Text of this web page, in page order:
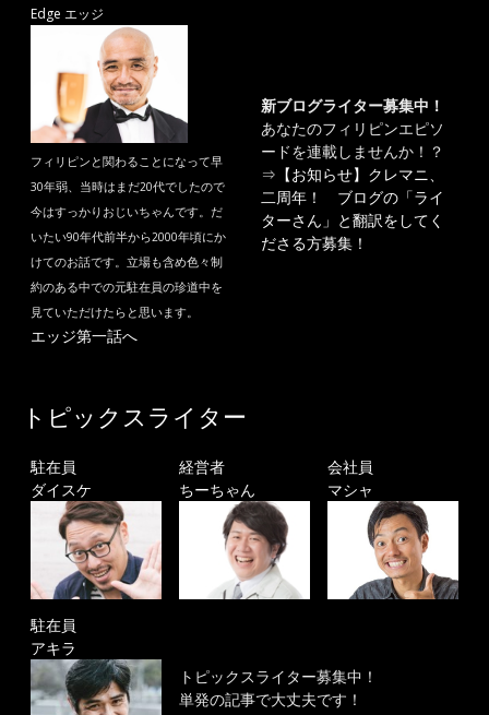
Edge エッジ
フィリピンと関わることになって早
30年弱、当時はまだ20代でしたので
今はすっかりおじいちゃんです。だ
いたい90年代前半から2000年頃にか
けてのお話です。立場も含め色々制
約のある中での元駐在員の珍道中を
見ていただけたらと思います。
エッジ第一話へ
新ブログライター募集中！
あなたのフィリピンエピソ
ードを連載しませんか！？
⇒ 【お知らせ】クレマニ、
二周年！ ブログの「ライ
ターさん」と翻訳をしてく
ださる方募集！
トピックスライター
駐在員
ダイスケ
経営者
ちーちゃん
会社員
マシャ
駐在員
アキラ
トピックスライター募集中！
単発の記事で大丈夫です！